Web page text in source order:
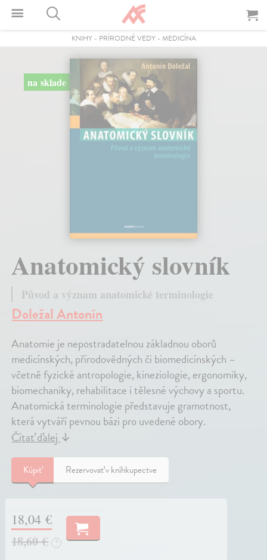
KNIHY- PRÍRODNÉ VEDY- MEDICÍNA
na sklade
Anatomický slovník
Původ a význam anatomické terminologie
Doležal Antonín
Anatomie je nepostradatelnou základnou oborů
medicínských, přírodovědných či biomedicínských –
včetně fyzické antropologie, kineziologie, ergonomiky,
biomechaniky, rehabilitace i tělesné výchovy a sportu.
Anatomická terminologie představuje gramotnost,
která vytváří pevnou bázi pro uvedené obory.
Čítať ďalej↓
Kúpiť Rezervovať v kníhkupectve
18,04 €
18,60 €
?